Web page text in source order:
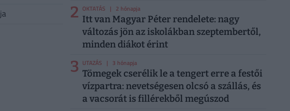
2 OKTATÁS | 2 hónapja
Itt van Magyar Péter rendelete: nagy
változás jön az iskolákban szeptembertől,
minden diákot érint
3 UTAZÁS | 3 hónapja
Tömegek cserélik le a tengert erre a festői
vízpartra: nevetségesen olcsó a szállás, és
a vacsorát is fillérekből megúszod